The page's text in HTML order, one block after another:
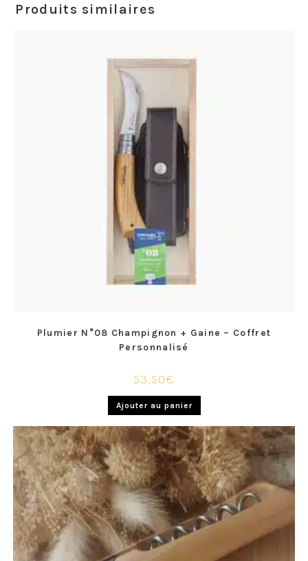
Produits similaires
Plumier N°08 Champignon + Gaine – Coffret
Personnalisé
53,50€
Ajouter au panier